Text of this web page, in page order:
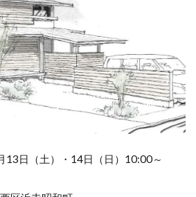
13日（土）・14日（日）10:00～